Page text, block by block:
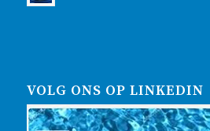
VOLG ONS OP LINKEDIN